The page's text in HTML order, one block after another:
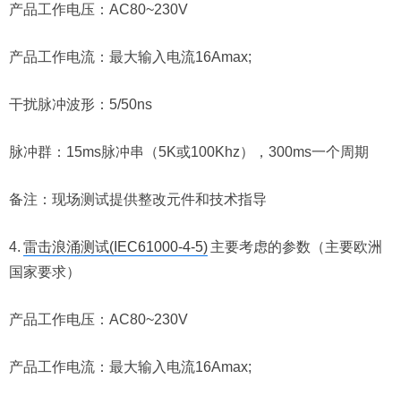
产品工作电压：AC80~230V
产品工作电流：最大输入电流16Amax;
干扰脉冲波形：5/50ns
脉冲群：15ms脉冲串（5K或100Khz），300ms一个周期
备注：现场测试提供整改元件和技术指导
4. 雷击浪涌测试(IEC61000-4-5) 主要考虑的参数（主要欧洲
国家要求）
产品工作电压：AC80~230V
产品工作电流：最大输入电流16Amax;